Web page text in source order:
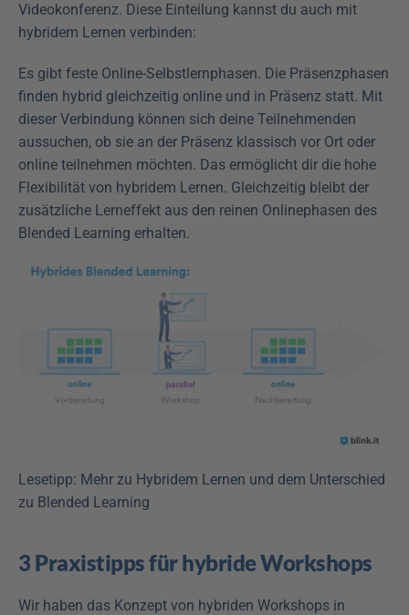
Videokonferenz. Diese Einteilung kannst du auch mit
hybridem Lernen verbinden:
Es gibt feste Online-Selbstlernphasen. Die Präsenzphasen
finden hybrid gleichzeitig online und in Präsenz statt. Mit
dieser Verbindung können sich deine Teilnehmenden
aussuchen, ob sie an der Präsenz klassisch vor Ort oder
online teilnehmen möchten. Das ermöglicht dir die hohe
Flexibilität von hybridem Lernen. Gleichzeitig bleibt der
zusätzliche Lerneffekt aus den reinen Onlinephasen des
Blended Learning erhalten.
Lesetipp: Mehr zu Hybridem Lernen und dem Unterschied
zu Blended Learning
3 Praxistipps für hybride Workshops
Wir haben das Konzept von hybriden Workshops in